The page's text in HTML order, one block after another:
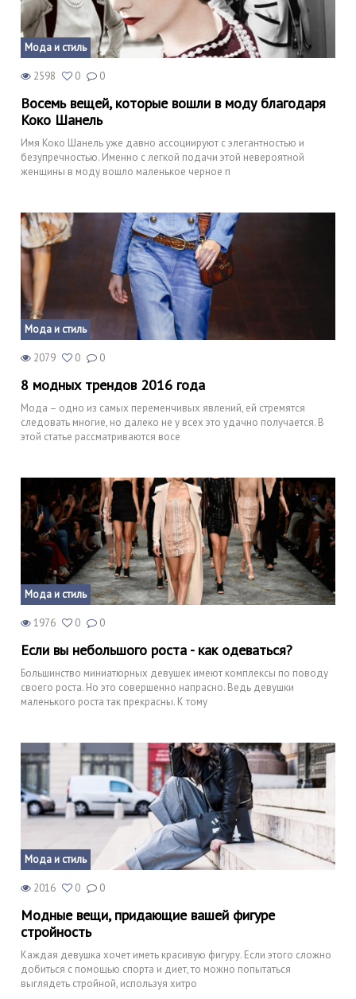
Мода и стиль
2598 0 0
Восемь вещей, которые вошли в моду благодаря
Коко Шанель
Имя Коко Шанель уже давно ассоциируют с элегантностью и
безупречностью. Именно с легкой подачи этой невероятной
женщины в моду вошло маленькое черное п
Мода и стиль
2079 0 0
8 модных трендов 2016 года
Мода – одно из самых переменчивых явлений, ей стремятся
следовать многие, но далеко не у всех это удачно получается. В
этой статье рассматриваются восе
Мода и стиль
1976 0 0
Если вы небольшого роста - как одеваться?
Большинство миниатюрных девушек имеют комплексы по поводу
своего роста. Но это совершенно напрасно. Ведь девушки
маленького роста так прекрасны. К тому
Мода и стиль
2016 0 0
Модные вещи, придающие вашей фигуре
стройность
Каждая девушка хочет иметь красивую фигуру. Если этого сложно
добиться с помощью спорта и диет, то можно попытаться
выглядеть стройной, используя хитро